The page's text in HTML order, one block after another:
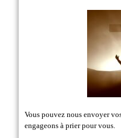
Vous pouvez nous envoyer
engageons à prier pour vous.